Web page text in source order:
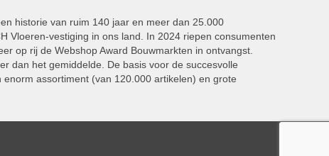
historie van ruim 140 jaar en meer dan 25.000
Vloeren-vestiging in ons land. In 2024 riepen consumenten
op rij de Webshop Award Bouwmarkten in ontvangst.
dan het gemiddelde. De basis voor de succesvolle
assortiment (van 120.000 artikelen) en grote